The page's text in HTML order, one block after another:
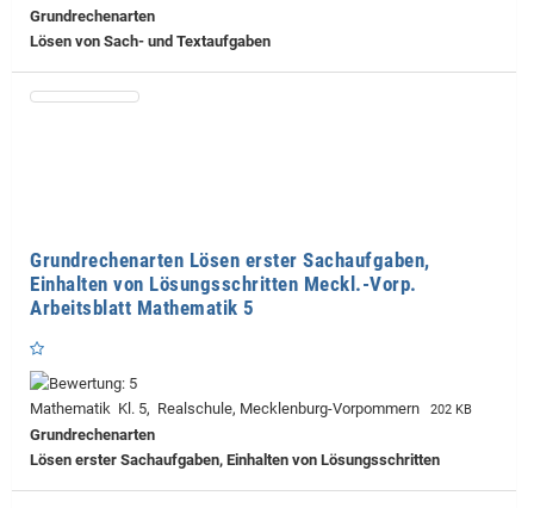
Grundrechenarten
Lösen von Sach- und Textaufgaben
Grundrechenarten Lösen erster Sachaufgaben,
Einhalten von Lösungsschritten Meckl.-Vorp.
Arbeitsblatt Mathematik 5
Mathematik Kl. 5, Realschule, Mecklenburg-Vorpommern 202 KB
Grundrechenarten
Lösen erster Sachaufgaben, Einhalten von Lösungsschritten